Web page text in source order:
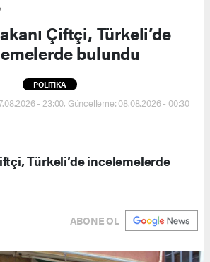
Çiftçi, Türkeli’de
bulundu
POLİTİKA
- 23:00, Güncelleme: 08.08.2026 - 00:30
Türkeli’de incelemelerde
ABONE OL